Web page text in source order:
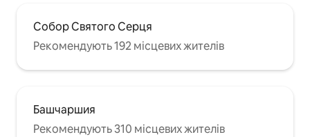
Собор Святого Серця
Рекомендують 192 місцевих жителів
Башчаршия
Рекомендують 310 місцевих жителів